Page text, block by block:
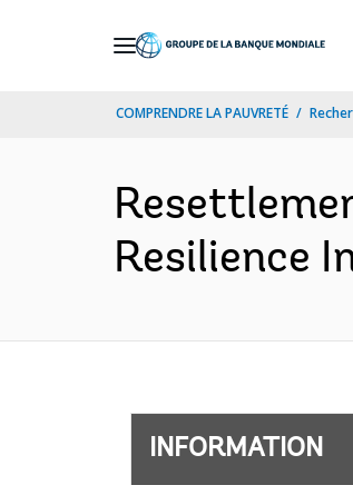
COMPRENDRE LA PAUVRETÉ
Resilience
INFORMATION